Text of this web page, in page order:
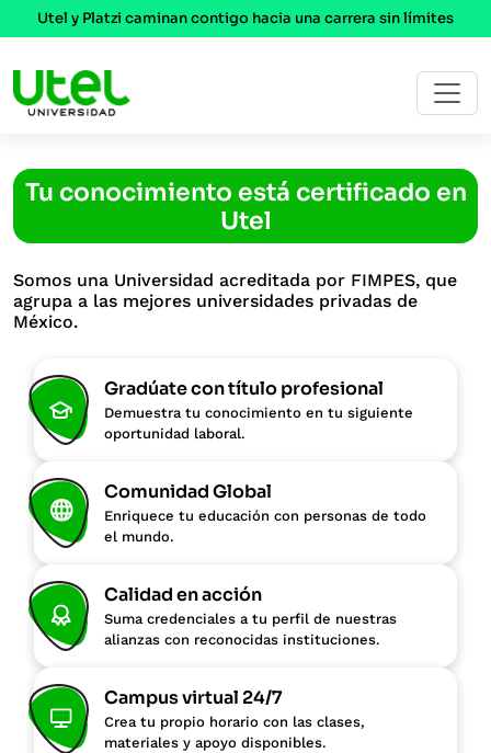
Utel y Platzi caminan contigo hacia una carrera sin límites
Tu conocimiento está certificado en
Utel
Somos una Universidad acreditada por FIMPES, que
agrupa a las mejores universidades privadas de
México.
Gradúate con título profesional
Demuestra tu conocimiento en tu siguiente
oportunidad laboral.
Comunidad Global
Enriquece tu educación con personas de todo
el mundo.
Calidad en acción
Suma credenciales a tu perfil de nuestras
alianzas con reconocidas instituciones.
Campus virtual 24/7
Crea tu propio horario con las clases,
materiales y apoyo disponibles.